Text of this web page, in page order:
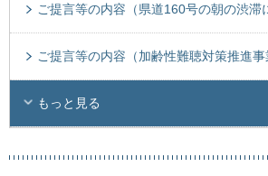
ご提言等の内容（県道160号の朝の渋滞
ご提言等の内容（加齢性難聴対策推進事
もっと見る